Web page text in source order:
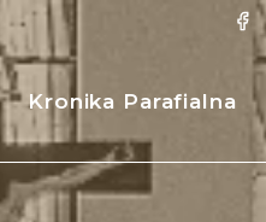
Kronika Parafialna